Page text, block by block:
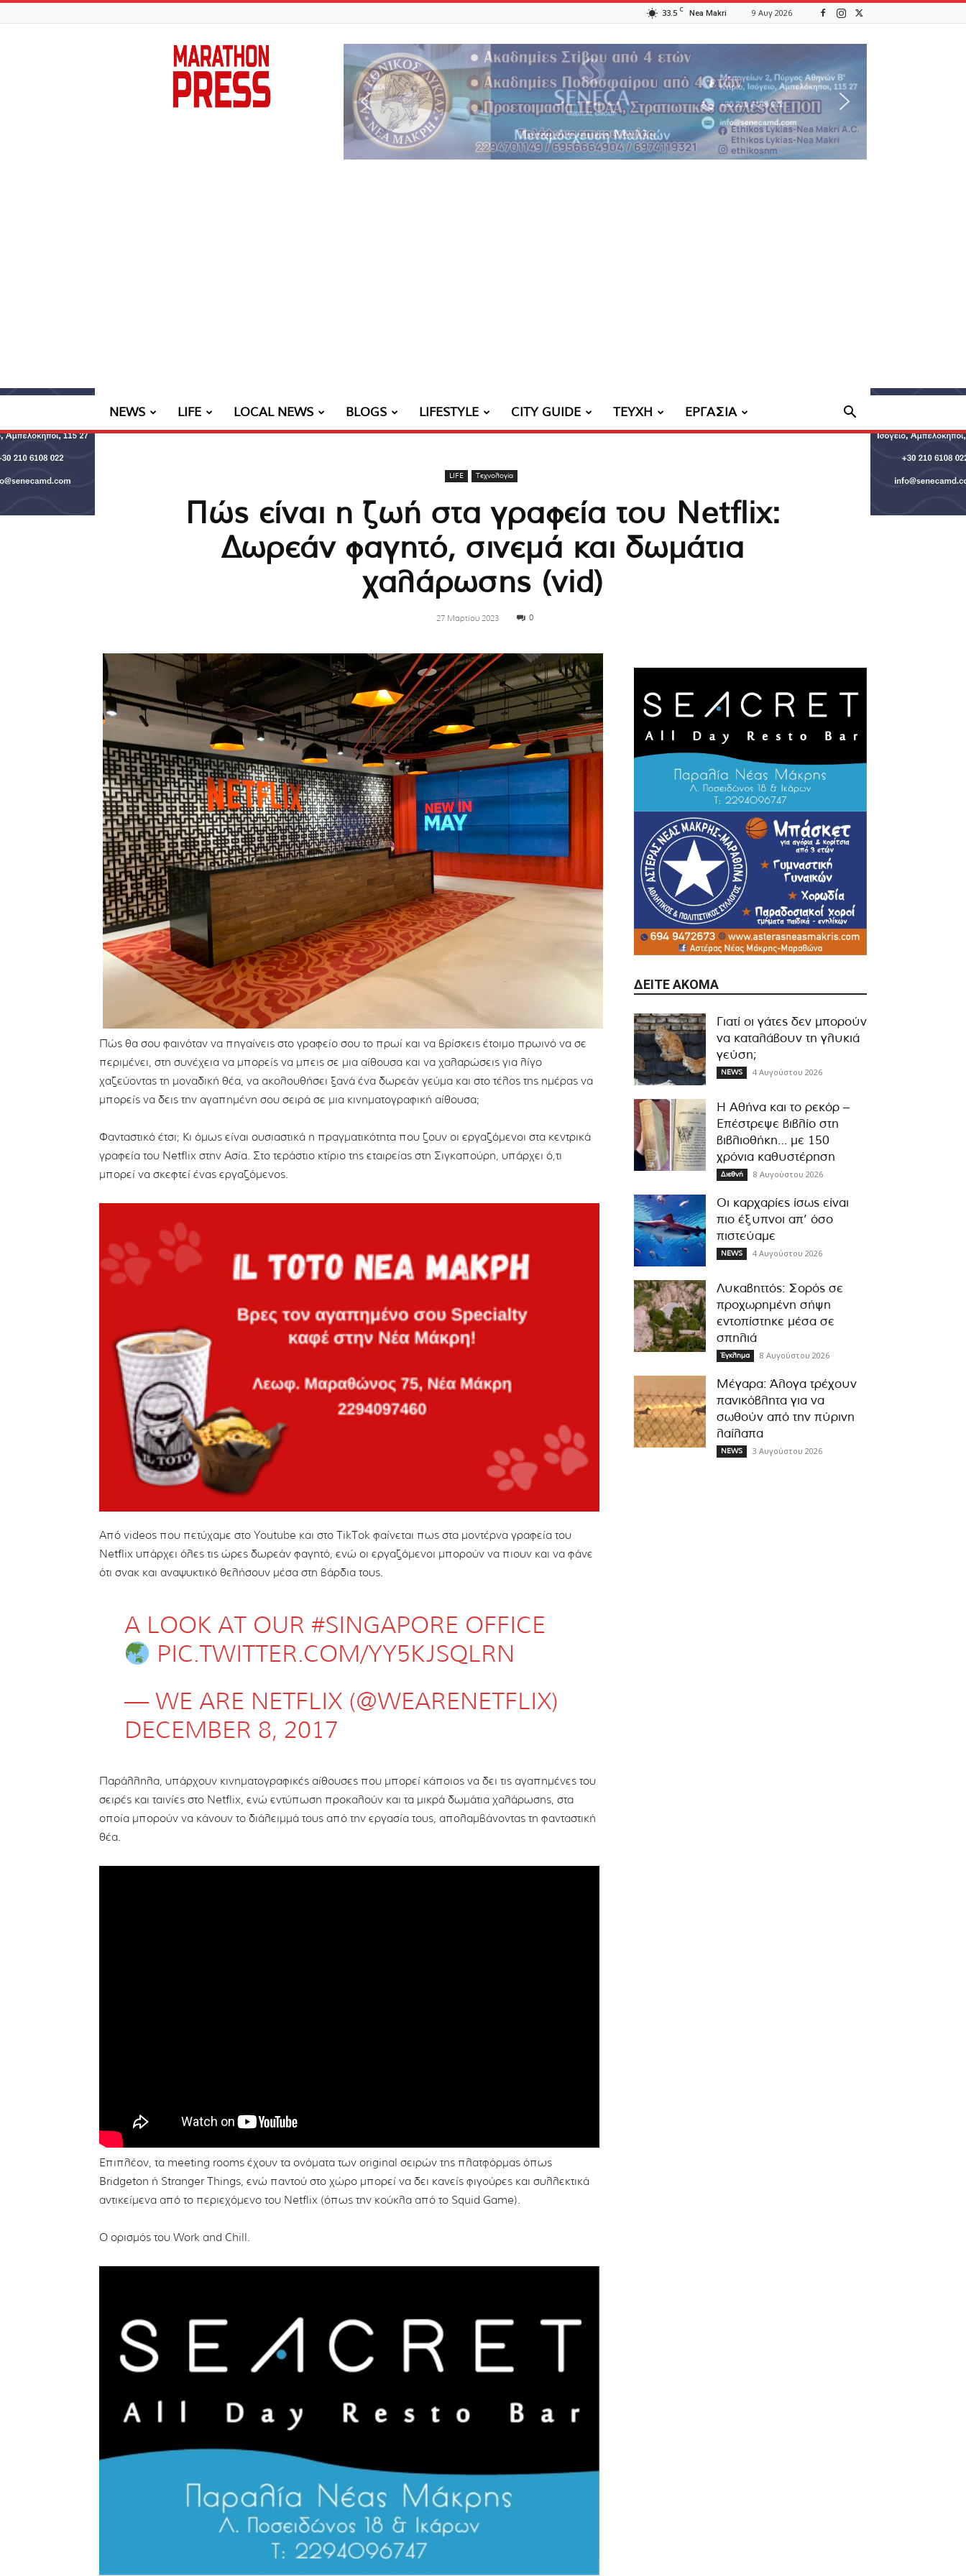
33.5 C Nea Makri 9 Αυγ 2026
Marathon
Press
NEWS LIFE LOCAL NEWS BLOGS LIFESTYLE CITY GUIDE ΤΕΥΧΗ ΕΡΓΑΣΙΑ
LIFE Τεχνολογία
Πώς είναι η ζωή στα γραφεία του Netflix:
Δωρεάν φαγητό, σινεμά και δωμάτια
χαλάρωσης (vid)
27 Μαρτίου 2023 0
Πώς θα σου φαινόταν να πηγαίνεις στο γραφείο σου το πρωί και να βρίσκεις έτοιμο πρωινό να σε
περιμένει, στη συνέχεια να μπορείς να μπεις σε μια αίθουσα και να χαλαρώσεις για λίγο
χαζεύοντας τη μοναδική θέα, να ακολουθήσει ξανά ένα δωρεάν γεύμα και στο τέλος της ημέρας να
μπορείς να δεις την αγαπημένη σου σειρά σε μια κινηματογραφική αίθουσα;
Φανταστικό έτσι; Κι όμως είναι ουσιαστικά η πραγματικότητα που ζουν οι εργαζόμενοι στα κεντρικά
γραφεία του Netflix στην Ασία. Στο τεράστιο κτίριο της εταιρείας στη Σιγκαπούρη, υπάρχει ό,τι
μπορεί να σκεφτεί ένας εργαζόμενος.
Από videos που πετύχαμε στο Υoutube και στο TikTok φαίνεται πως στα μοντέρνα γραφεία του
Netflix υπάρχει όλες τις ώρες δωρεάν φαγητό, ενώ οι εργαζόμενοι μπορούν να πιουν και να φάνε
ότι σνακ και αναψυκτικό θελήσουν μέσα στη βάρδια τους.
A LOOK AT OUR #SINGAPORE OFFICE
PIC.TWITTER.COM/YY5KJSQLRN
— WE ARE NETFLIX (@WEARENETFLIX)
DECEMBER 8, 2017
Παράλληλα, υπάρχουν κινηματογραφικές αίθουσες που μπορεί κάποιος να δει τις αγαπημένες του
σειρές και ταινίες στο Netflix, ενώ εντύπωση προκαλούν και τα μικρά δωμάτια χαλάρωσης, στα
οποία μπορούν να κάνουν το διάλειμμά τους από την εργασία τους, απολαμβάνοντας τη φανταστική
θέα.
Επιπλέον, τα meeting rooms έχουν τα ονόματα των original σειρών της πλατφόρμας όπως
Bridgeton ή Stranger Things, ενώ παντού στο χώρο μπορεί να δει κανείς φιγούρες και συλλεκτικά
αντικείμενα από το περιεχόμενο του Netflix (όπως την κούκλα από το Squid Game).
O ορισμός του Work and Chill.
ΔΕΊΤΕ ΑΚΌΜΑ
Γιατί οι γάτες δεν μπορούν
να καταλάβουν τη γλυκιά
γεύση;
NEWS 4 Αυγούστου 2026
Η Αθήνα και το ρεκόρ –
Επέστρεψε βιβλίο στη
βιβλιοθήκη… με 150
χρόνια καθυστέρηση
Διεθνή 8 Αυγούστου 2026
Οι καρχαρίες ίσως είναι
πιο έξυπνοι απ’ όσο
πιστεύαμε
NEWS 4 Αυγούστου 2026
Λυκαβηττός: Σορός σε
προχωρημένη σήψη
εντοπίστηκε μέσα σε
σπηλιά
Έγκλημα 8 Αυγούστου 2026
Μέγαρα: Άλογα τρέχουν
πανικόβλητα για να
σωθούν από την πύρινη
λαίλαπα
NEWS 3 Αυγούστου 2026